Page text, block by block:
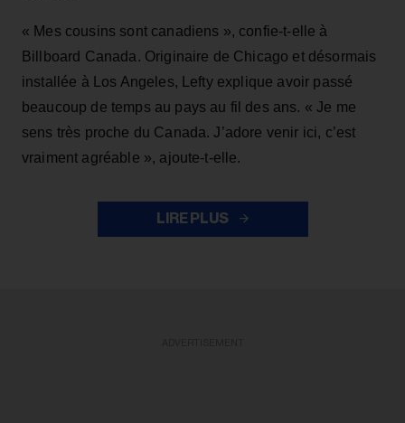
« Mes cousins sont canadiens », confie-t-elle à
Billboard Canada. Originaire de Chicago et désormais
installée à Los Angeles, Lefty explique avoir passé
beaucoup de temps au pays au fil des ans. « Je me
sens très proche du Canada. J’adore venir ici, c’est
vraiment agréable », ajoute-t-elle.
LIRE PLUS